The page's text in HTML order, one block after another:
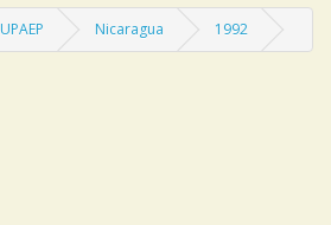
UPAEP Nicaragua 1992